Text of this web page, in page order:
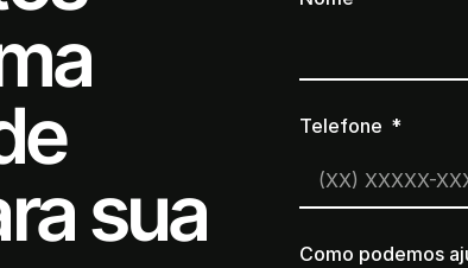
sua
Telefone
Como podemos